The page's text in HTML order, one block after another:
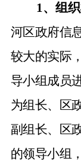
1、组
河区政府信
较大的实际
导小组成员
为组长、区
副组长、区
的领导小组